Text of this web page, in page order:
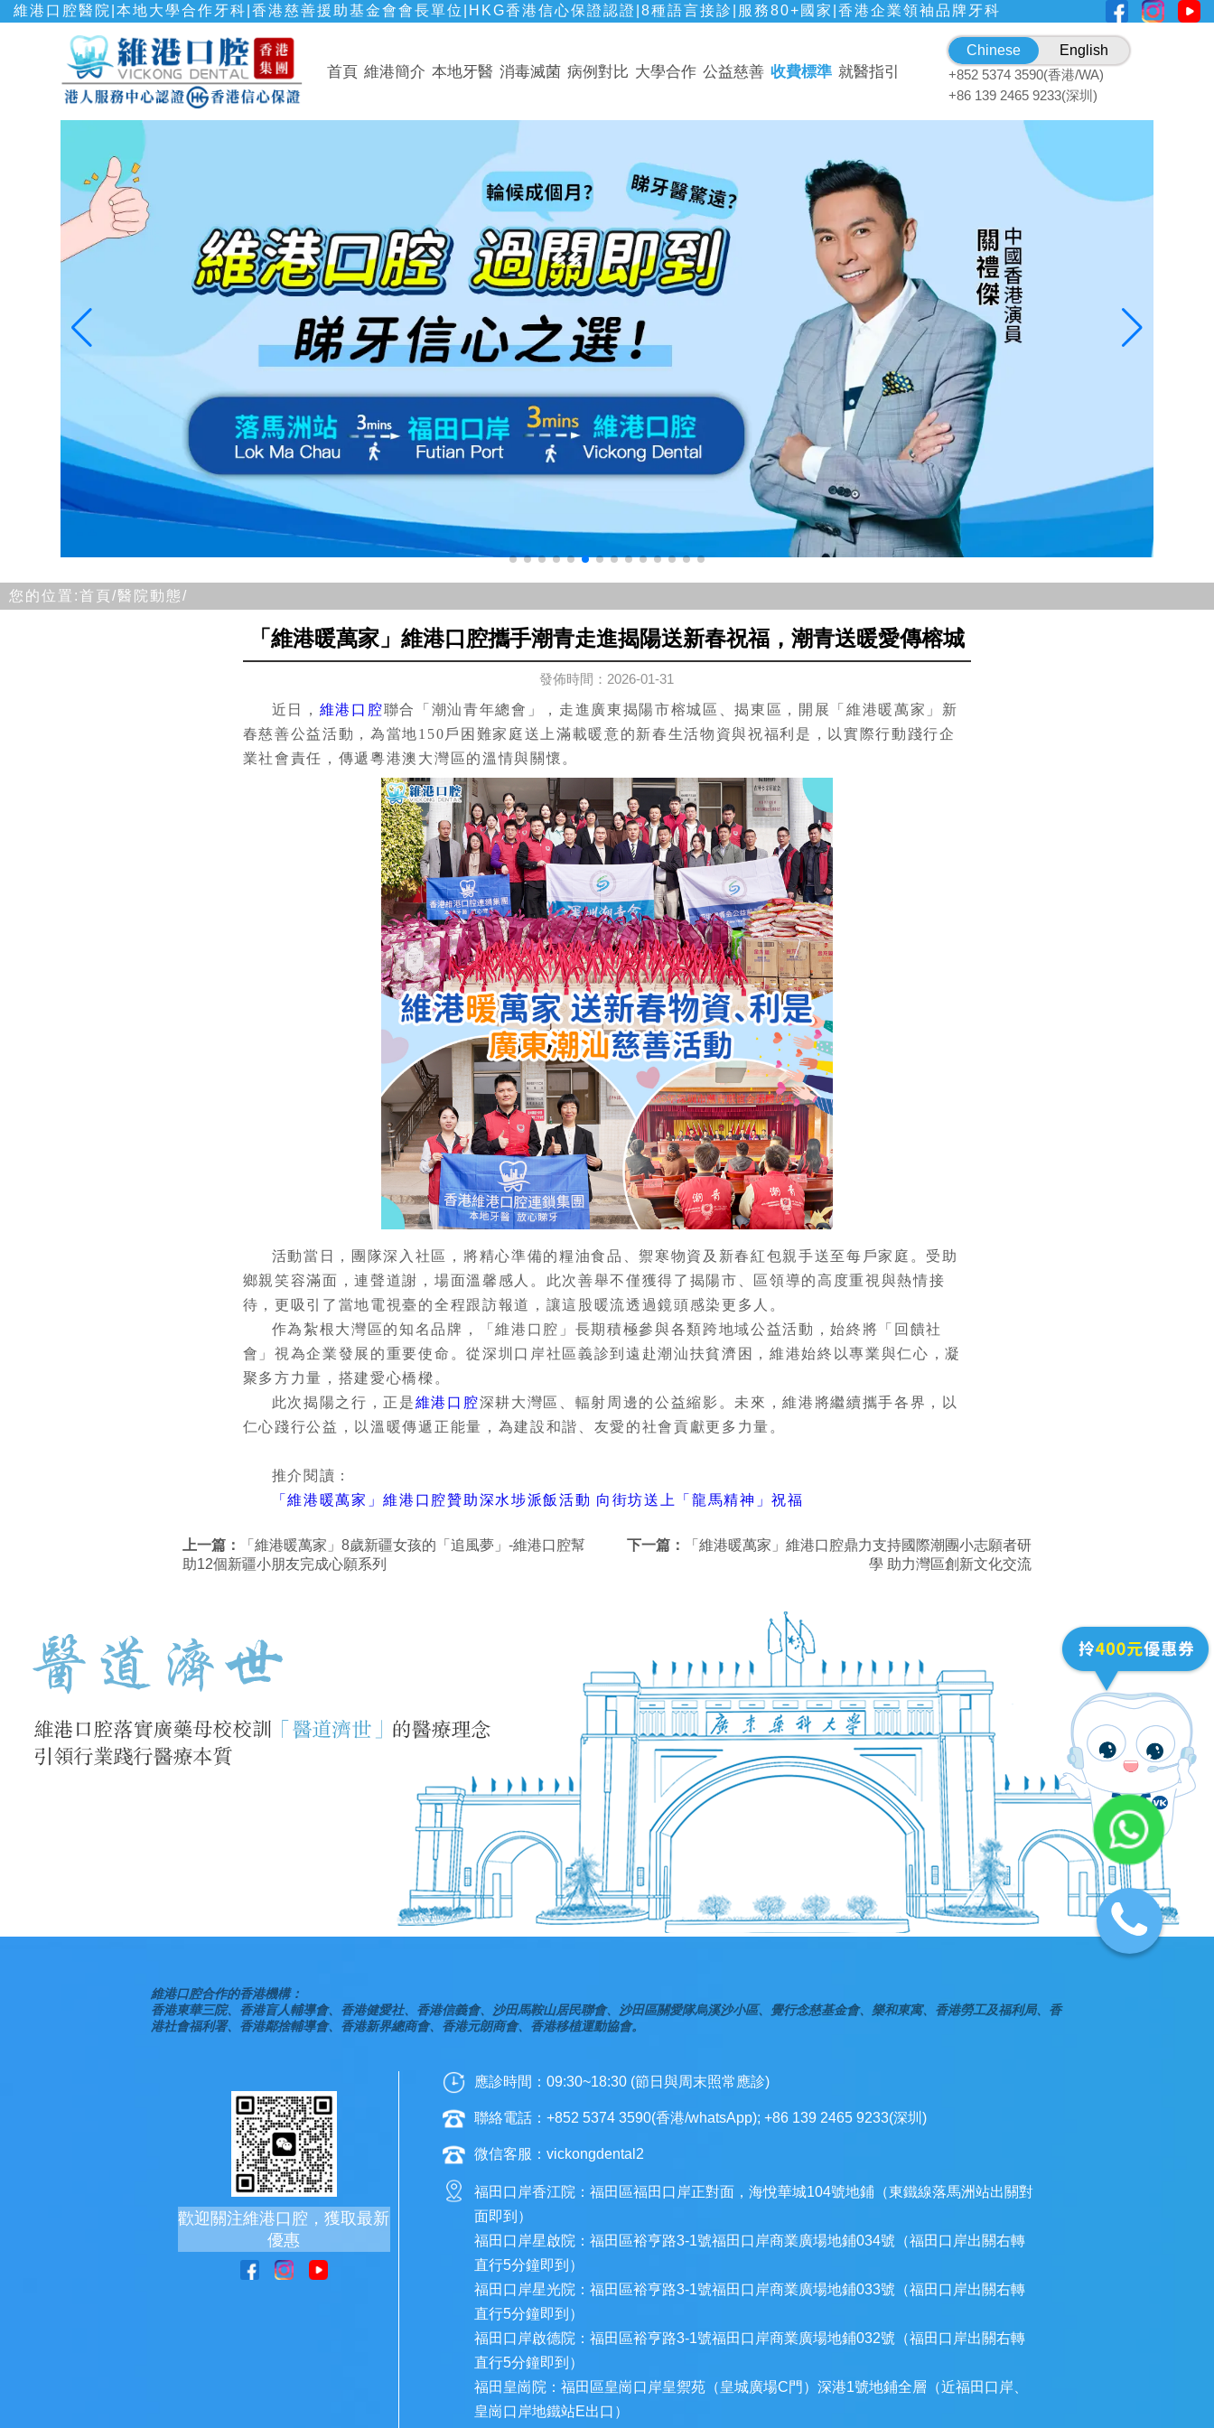
維港口腔醫院|本地大學合作牙科|香港慈善援助基金會會長單位|HKG香港信心保證認證|8種語言接診|服務80+國家|香港企業領袖品牌牙科
首頁 維港簡介 本地牙醫 消毒滅菌 病例對比 大學合作 公益慈善 收費標準 就醫指引
Chinese
English
+852 5374 3590(香港/WA)
+86 139 2465 9233(深圳)
您的位置:首頁/醫院動態/
「維港暖萬家」維港口腔攜手潮青走進揭陽送新春祝福，潮青送暖愛傳榕城
發佈時間：2026-01-31
近日， 維港口腔聯合「潮汕青年總會」，走進廣東揭陽市榕城區、揭東區，開展「維港暖萬家」新
春慈善公益活動，為當地150戶困難家庭送上滿載暖意的新春生活物資與祝福利是，以實際行動踐行企
業社會責任，傳遞粵港澳大灣區的溫情與關懷。
活動當日，團隊深入社區，將精心準備的糧油食品、禦寒物資及新春紅包親手送至每戶家庭。受助
鄉親笑容滿面，連聲道謝，場面溫馨感人。此次善舉不僅獲得了揭陽市、區領導的高度重視與熱情接
待，更吸引了當地電視臺的全程跟訪報道，讓這股暖流透過鏡頭感染更多人。
作為紮根大灣區的知名品牌，「維港口腔」長期積極參與各類跨地域公益活動，始終將「回饋社
會」視為企業發展的重要使命。從深圳口岸社區義診到遠赴潮汕扶貧濟困，維港始終以專業與仁心，凝
聚多方力量，搭建愛心橋樑。
此次揭陽之行，正是維港口腔深耕大灣區、輻射周邊的公益縮影。未來，維港將繼續攜手各界，以
仁心踐行公益，以溫暖傳遞正能量，為建設和諧、友愛的社會貢獻更多力量。
推介閱讀：
「維港暖萬家」維港口腔贊助深水埗派飯活動 向街坊送上「龍馬精神」祝福
上一篇：
「維港暖萬家」8歲新疆女孩的「追風夢」-維港口腔幫
助12個新疆小朋友完成心願系列
下一篇：
「維港暖萬家」維港口腔鼎力支持國際潮團小志願者研
學 助力灣區創新文化交流
維港口腔合作的香港機構：
香港東華三院、香港盲人輔導會、香港健愛社、香港信義會、沙田馬鞍山居民聯會、沙田區關愛隊烏溪沙小區、覺行念慈基金會、樂和東寓、香港勞工及福利局、香
港社會福利署、香港鄰捨輔導會、香港新界總商會、香港元朗商會、香港移植運動協會。
歡迎關注維港口腔，獲取最新
優惠
應診時間：09:30~18:30 (節日與周末照常應診)
聯絡電話：+852 5374 3590(香港/whatsApp); +86 139 2465 9233(深圳)
微信客服：vickongdental2
福田口岸香江院：福田區福田口岸正對面，海悅華城104號地鋪（東鐵線落馬洲站出關對
面即到）
福田口岸星啟院：福田區裕亨路3-1號福田口岸商業廣場地鋪034號（福田口岸出關右轉
直行5分鐘即到）
福田口岸星光院：福田區裕亨路3-1號福田口岸商業廣場地鋪033號（福田口岸出關右轉
直行5分鐘即到）
福田口岸啟德院：福田區裕亨路3-1號福田口岸商業廣場地鋪032號（福田口岸出關右轉
直行5分鐘即到）
福田皇崗院：福田區皇崗口岸皇禦苑（皇城廣場C門）深港1號地鋪全層（近福田口岸、
皇崗口岸地鐵站E出口）